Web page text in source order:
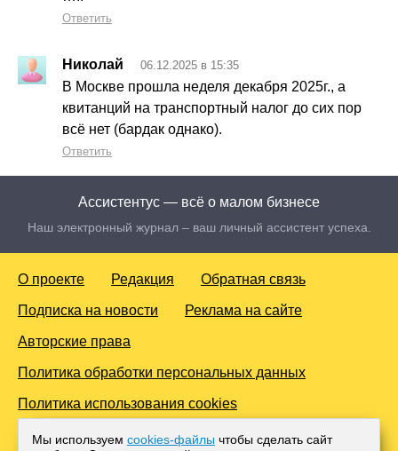
Ответить
Николай 06.12.2025 в 15:35
В Москве прошла неделя декабря 2025г., а
квитанций на транспортный налог до сих пор
всё нет (бардак однако).
Ответить
Ассистентус — всё о малом бизнесе
Наш электронный журнал – ваш личный ассистент успеха.
О проекте Редакция Обратная связь
Подписка на новости Реклама на сайте
Авторские права
Политика обработки персональных данных
Политика использования cookies
© 2016-2026 Все права защищены. Для лиц старше 18 лет.
Мы используем cookies-файлы чтобы сделать сайт